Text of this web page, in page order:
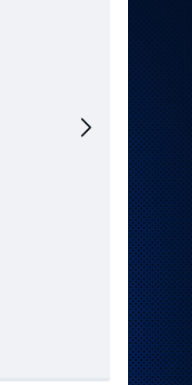
матч